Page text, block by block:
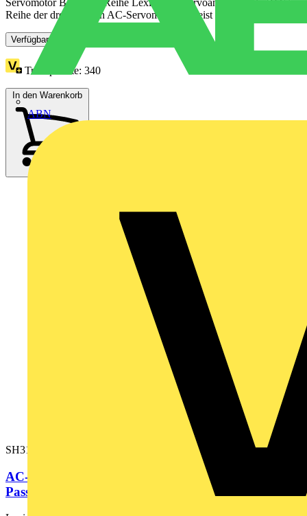
ABN
Servomotor BMH der Reihe Lexium 32-Servoantriebe. Die BMH-
Reihe der dreiphasigen AC-Servomotoren weist ein mittleres...
Verfügbar: 2 Händler
Treuepunkte: 340
In den Warenkorb
SH31402P1AF4000
AC-Servomotor, 140mm, 19,5Nm, 2Stacks,
Passfeder, DSL Singelturn18, M40...